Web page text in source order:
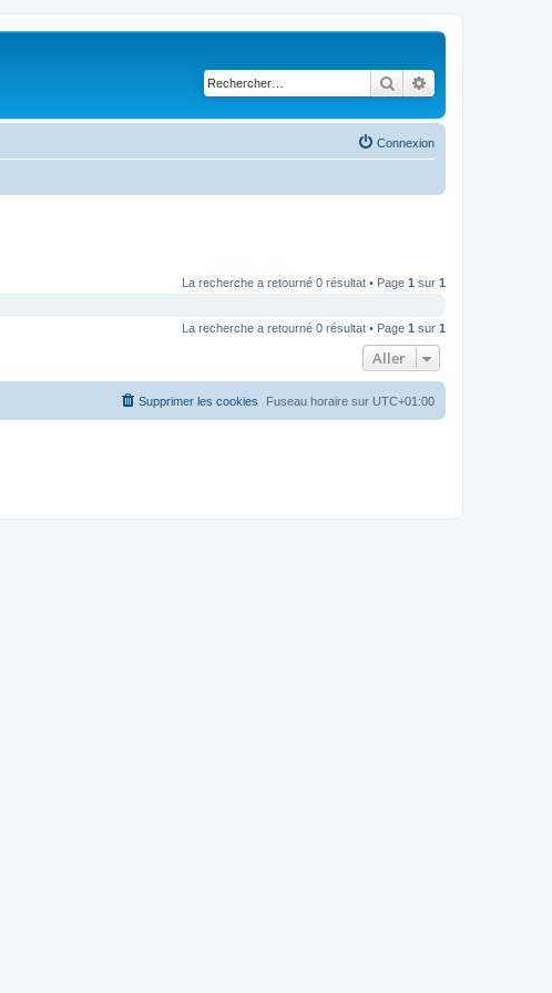
Rechercher
Connexion
La recherche a retourné 0 résultat • Page 1 sur 1
La recherche a retourné 0 résultat • Page 1 sur 1
Aller
Fuseau horaire sur UTC+01:00
Supprimer les cookies